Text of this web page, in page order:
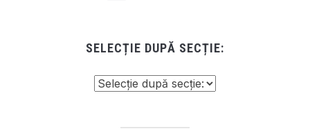
SELECȚIE DUPĂ SECȚIE: